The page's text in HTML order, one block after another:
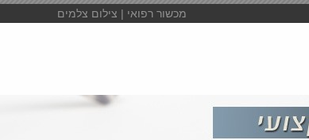
מכשור רפואי | צילום צלמים